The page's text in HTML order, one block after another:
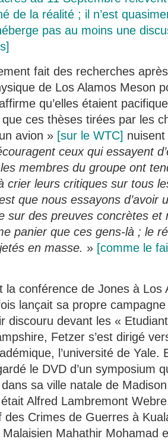
de la réalité ; il n’est
pas au moins une
fait des recherches
de Los Alamos Meson
qu’elles étaient
ces thèses tirées par les
avion » [sur le WTC]
ceux qui essayent
membres du groupe ont
crier leurs critiques sur tous
que nous essayons d’avoir
sur des preuves concrètes et
panier que ces gens-là ; le
en masse. » [comme le
la conférence de Jones à Los
lançait sa propre
discouru devant les «
Fetzer s’est dirigé
l’université de Yale.
le DVD d’un symposium
dans sa ville natale de
Alfred Lambremont
Crimes de Guerres à
Mahathir Mohamad